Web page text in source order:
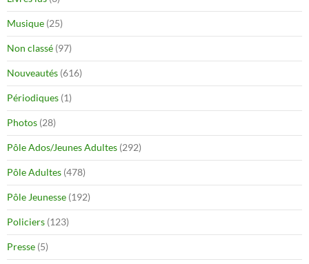
Musique (25)
Non classé (97)
Nouveautés (616)
Périodiques (1)
Photos (28)
Pôle Ados/Jeunes Adultes (292)
Pôle Adultes (478)
Pôle Jeunesse (192)
Policiers (123)
Presse (5)